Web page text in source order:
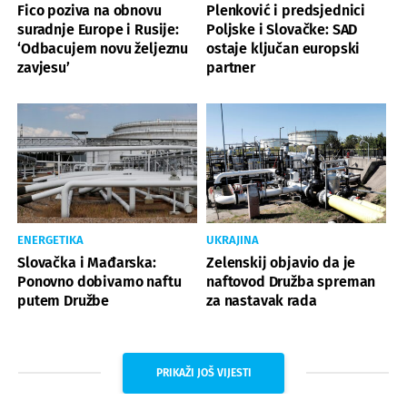
Fico poziva na obnovu
suradnje Europe i Rusije:
‘Odbacujem novu željeznu
zavjesu’
Plenković i predsjednici
Poljske i Slovačke: SAD
ostaje ključan europski
partner
ENERGETIKA
Slovačka i Mađarska:
Ponovno dobivamo naftu
putem Družbe
UKRAJINA
Zelenskij objavio da je
naftovod Družba spreman
za nastavak rada
PRIKAŽI JOŠ VIJESTI